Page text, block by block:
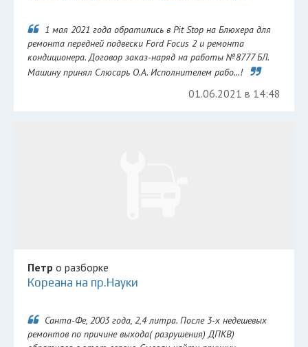
1 мая 2021 года обратились в Pit Stop на Блюхера для
ремонта передней подвески Ford Focus 2 и ремонта
кондиционера. Договор заказ-наряд на работы №8777 БЛ.
Машину принял Слюсарь О.А. Исполнителем рабо...!
01.06.2021 в 14:48
Петр о разборке
Кореана на пр.Науки
Санта-Фе, 2003 года, 2,4 литра. После 3-х недешевых
ремонтов по причине выхода( разрушения) ДПКВ)